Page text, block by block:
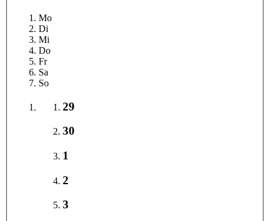
Mo
Di
Mi
Do
Fr
Sa
So
29
30
1
2
3